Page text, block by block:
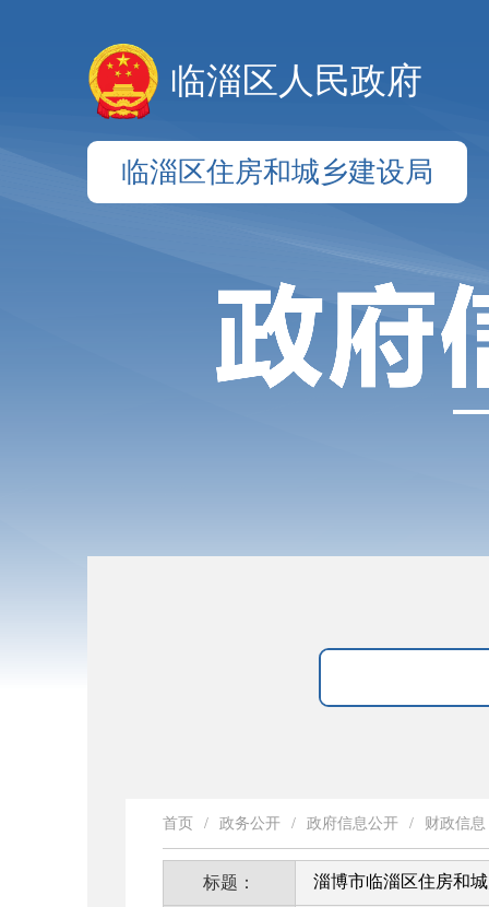
临淄区人民政府
临淄区住房和城乡建设局
首页 / 政务公开 / 政府信息公开 / 财政信息
标题： 淄博市临淄区住房和